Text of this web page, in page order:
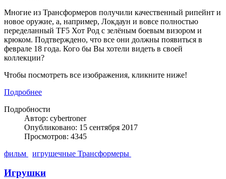
Многие из Трансформеров получили качественный рипейнт и
новое оружие, а, например, Локдаун и вовсе полностью
переделанный TF5 Хот Род с зелёным боевым визором и
крюком. Подтверждено, что все они должны появиться в
феврале 18 года. Кого бы Вы хотели видеть в своей
коллекции?
Чтобы посмотреть все изображения, кликните ниже!
Подробнее
Подробности
Автор: cybertroner
Опубликовано: 15 сентября 2017
Просмотров: 4345
фильм
игрушечные Трансформеры
Игрушки